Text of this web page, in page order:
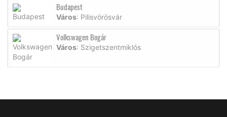
Budapest
Város: Pilisvörösvár
Volkswagen Bogár
Város: Szigetszentmiklós